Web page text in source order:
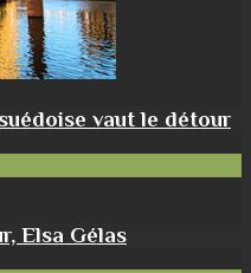
vaut le détour
Elsa Gélas